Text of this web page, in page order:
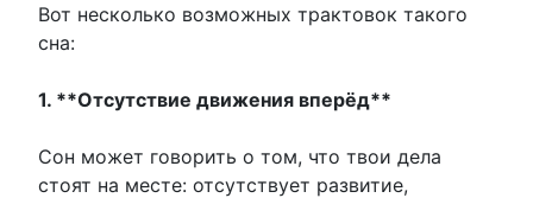
Вот несколько возможных трактовок такого
сна:
1. **Отсутствие движения вперёд**
Сон может говорить о том, что твои дела
стоят на месте: отсутствует развитие,